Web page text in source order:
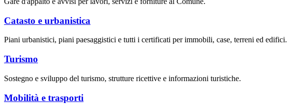
Catasto e urbanistica
Piani urbanistici, piani paesaggistici e tutti i certificati per immobili, case, terreni ed edifici.
Turismo
Sostegno e sviluppo del turismo, strutture ricettive e informazioni turistiche.
Mobilità e trasporti